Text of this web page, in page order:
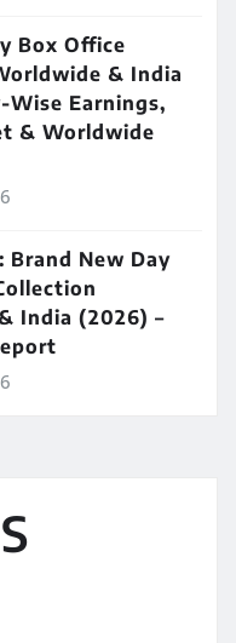
Box Office
& India
Wise Earnings,
& Worldwide
Brand New Day
India (2026) –